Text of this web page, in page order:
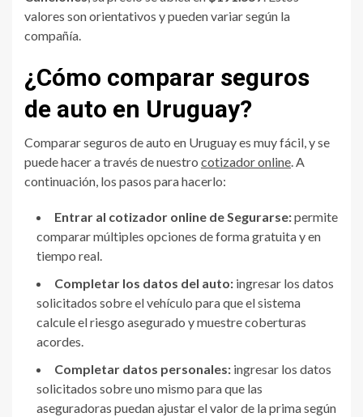
valores son orientativos y pueden variar según la
compañía.
¿Cómo comparar seguros
de auto en Uruguay?
Comparar seguros de auto en Uruguay es muy fácil, y se
puede hacer a través de nuestro cotizador online. A
continuación, los pasos para hacerlo:
Entrar al cotizador online de Segurarse:permite
comparar múltiples opciones de forma gratuita y en
tiempo real.
Completar los datos del auto: ingresar los datos
solicitados sobre el vehículo para que el sistema
calcule el riesgo asegurado y muestre coberturas
acordes.
Completar datos personales: ingresar los datos
solicitados sobre uno mismo para que las
aseguradoras puedan ajustar el valor de la prima según